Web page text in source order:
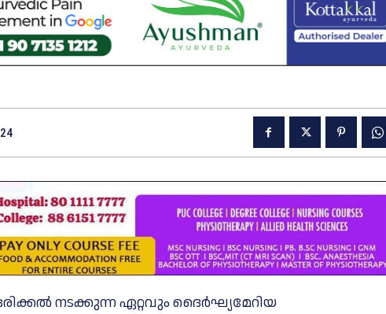
നടക്കുന്ന ഏറ്റവും ദൈര്‍ഘ്യമേറിയ